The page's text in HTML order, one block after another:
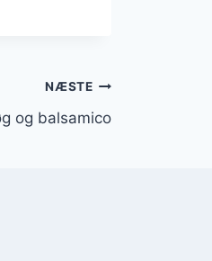
NÆSTE
og balsamico